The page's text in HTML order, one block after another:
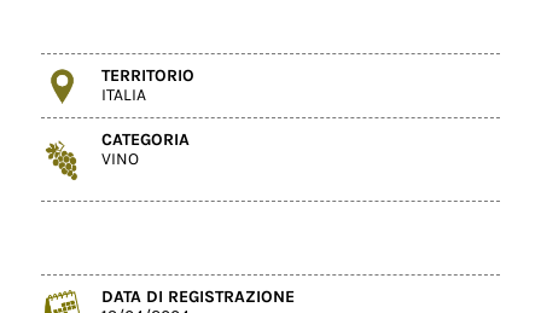
TERRITORIO
ITALIA
CATEGORIA
VINO
DATA DI REGISTRAZIONE